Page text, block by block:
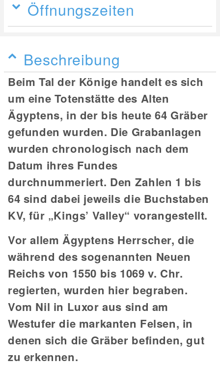
Öffnungszeiten
Beschreibung
Beim Tal der Könige handelt es sich
um eine Totenstätte des Alten
Ägyptens, in der bis heute 64 Gräber
gefunden wurden. Die Grabanlagen
wurden chronologisch nach dem
Datum ihres Fundes
durchnummeriert. Den Zahlen 1 bis
64 sind dabei jeweils die Buchstaben
KV, für „Kings’ Valley“ vorangestellt.
Vor allem Ägyptens Herrscher, die
während des sogenannten Neuen
Reichs von 1550 bis 1069 v. Chr.
regierten, wurden hier begraben.
Vom Nil in Luxor aus sind am
Westufer die markanten Felsen, in
denen sich die Gräber befinden, gut
zu erkennen.